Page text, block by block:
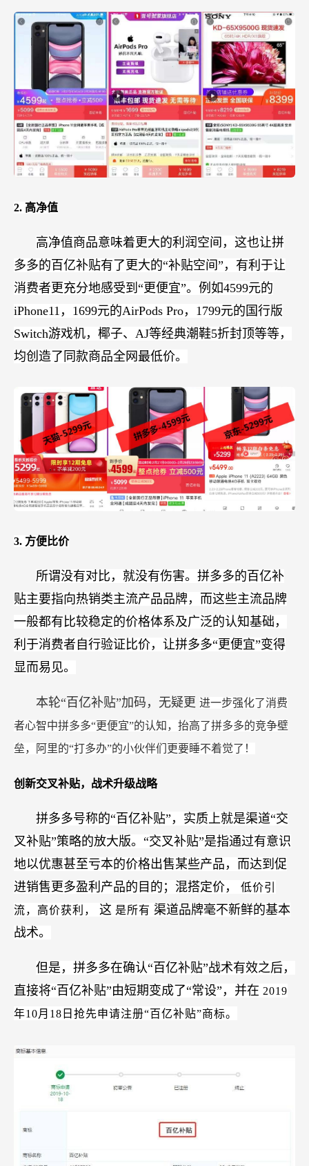
2. 高净值
高净值商品意味着更大的利润空间，这也让拼
多多的百亿补贴有了更大的“补贴空间”，有利于让
消费者更充分地感受到“更便宜”。例如4599元的
iPhone11，1699元的AirPods Pro，1799元的国行版
Switch游戏机，椰子、AJ等经典潮鞋5折封顶等等，
均创造了同款商品全网最低价。
3. 方便比价
所谓没有对比，就没有伤害。拼多多的百亿补
贴主要指向热销类主流产品品牌，而这些主流品牌
一般都有比较稳定的价格体系及广泛的认知基础，
利于消费者自行验证比价，让拼多多“更便宜”变得
显而易见。
本轮“百亿补贴”加码，无疑更 进一步强化了消费
者心智中拼多多“更便宜”的认知，抬高了拼多多的竞争壁
垒，阿里的“打多办”的小伙伴们更要睡不着觉了！
创新交叉补贴，战术升级战略
拼多多号称的“百亿补贴”，实质上就是渠道“交
叉补贴”策略的放大版。“交叉补贴”是指通过有意识
地以优惠甚至亏本的价格出售某些产品，而达到促
进销售更多盈利产品的目的；混搭定价， 低价引
流，高价获利， 这 是所有 渠道品牌毫不新鲜的基本
战术。
但是，拼多多在确认“百亿补贴”战术有效之后，
直接将“百亿补贴”由短期变成了“常设”，并在 2019
年10月18日抢先申请注册“百亿补贴”商标。